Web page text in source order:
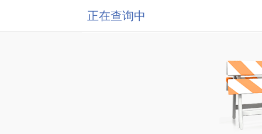
正在查询中